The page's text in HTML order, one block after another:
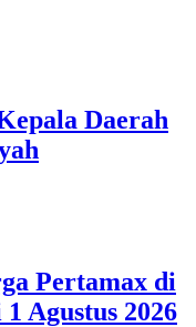
Daerah
Pertamax di
Agustus 2026